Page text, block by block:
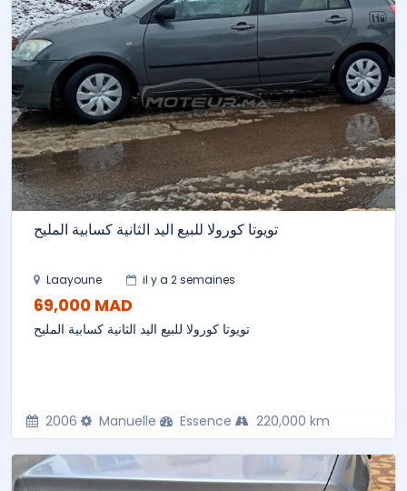
تويوتا كورولا للبيع اليد الثانية كسابية المليح
Laayoune il y a 2 semaines
69,000 MAD
تويوتا كورولا للبيع اليد الثانية كسابية المليح
2006 Manuelle Essence 220,000 km